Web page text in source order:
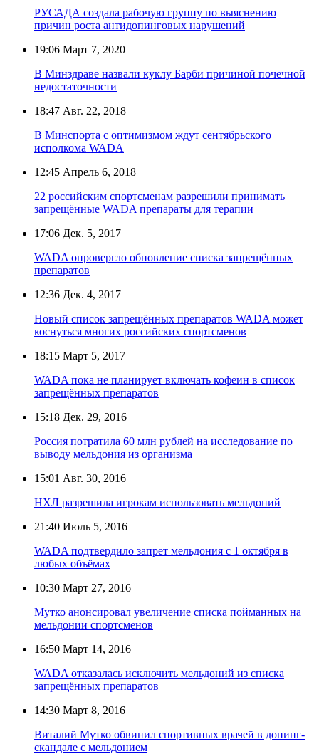
РУСАДА создала рабочую группу по выяснению
причин роста антидопинговых нарушений
19:06 Март 7, 2020
В Минздраве назвали куклу Барби причиной почечной
недостаточности
18:47 Авг. 22, 2018
В Минспорта с оптимизмом ждут сентябрьского
исполкома WADA
12:45 Апрель 6, 2018
22 российским спортсменам разрешили принимать
запрещённые WADA препараты для терапии
17:06 Дек. 5, 2017
WADA опровергло обновление списка запрещённых
препаратов
12:36 Дек. 4, 2017
Новый список запрещённых препаратов WADA может
коснуться многих российских спортсменов
18:15 Март 5, 2017
WADA пока не планирует включать кофеин в список
запрещённых препаратов
15:18 Дек. 29, 2016
Россия потратила 60 млн рублей на исследование по
выводу мельдония из организма
15:01 Авг. 30, 2016
НХЛ разрешила игрокам использовать мельдоний
21:40 Июль 5, 2016
WADA подтвердило запрет мельдония с 1 октября в
любых объёмах
10:30 Март 27, 2016
Мутко анонсировал увеличение списка пойманных на
мельдонии спортсменов
16:50 Март 14, 2016
WADA отказалась исключить мельдоний из списка
запрещённых препаратов
14:30 Март 8, 2016
Виталий Мутко обвинил спортивных врачей в допинг-
скандале с мельдонием